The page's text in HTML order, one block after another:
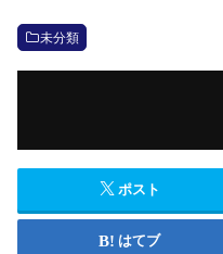
未分類
ポスト
はてブ